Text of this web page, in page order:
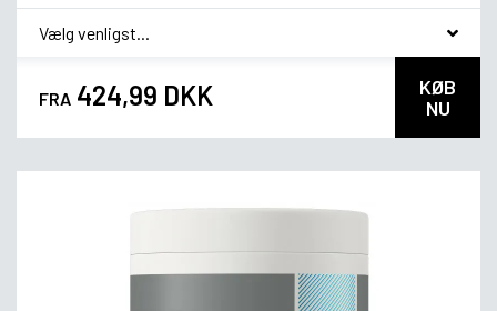
* Smagsvariant
FRA 424,99 DKK
KØB
NU